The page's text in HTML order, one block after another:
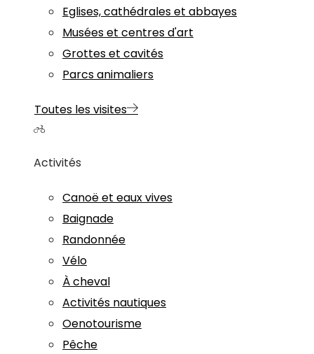
Eglises, cathédrales et abbayes
Musées et centres d'art
Grottes et cavités
Parcs animaliers
Toutes les visites
Activités
Canoë et eaux vives
Baignade
Randonnée
Vélo
À cheval
Activités nautiques
Oenotourisme
Pêche